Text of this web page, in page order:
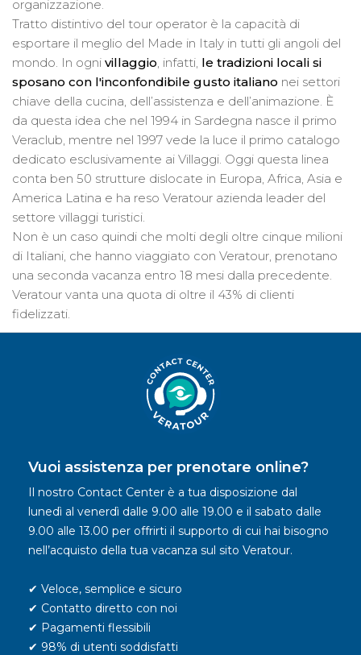
organizzazione.
Tratto distintivo del tour operator è la capacità di
esportare il meglio del Made in Italy in tutti gli angoli del
mondo. In ogni villaggio, infatti, le tradizioni locali si
sposano con l'inconfondibile gusto italiano nei settori
chiave della cucina, dell’assistenza e dell’animazione. È
da questa idea che nel 1994 in Sardegna nasce il primo
Veraclub, mentre nel 1997 vede la luce il primo catalogo
dedicato esclusivamente ai Villaggi. Oggi questa linea
conta ben 50 strutture dislocate in Europa, Africa, Asia e
America Latina e ha reso Veratour azienda leader del
settore villaggi turistici.
Non è un caso quindi che molti degli oltre cinque milioni
di Italiani, che hanno viaggiato con Veratour, prenotano
una seconda vacanza entro 18 mesi dalla precedente.
Veratour vanta una quota di oltre il 43% di clienti
fidelizzati.
Vuoi assistenza per prenotare online?
Il nostro Contact Center è a tua disposizione dal
lunedì al venerdì dalle 9.00 alle 19.00 e il sabato dalle
9.00 alle 13.00 per offrirti il supporto di cui hai bisogno
nell’acquisto della tua vacanza sul sito Veratour.
✔ Veloce, semplice e sicuro
✔ Contatto diretto con noi
✔ Pagamenti flessibili
✔ 98% di utenti soddisfatti